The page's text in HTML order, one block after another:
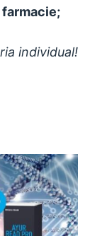
farmacie;
individual!